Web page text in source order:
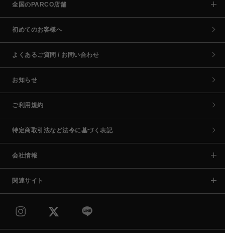
全国のPARCO店舗
初めてのお客様へ
よくあるご質問 / お問い合わせ
お知らせ
ご利用規約
特定商取引法など法令に基づく表記
会社情報
関連サイト